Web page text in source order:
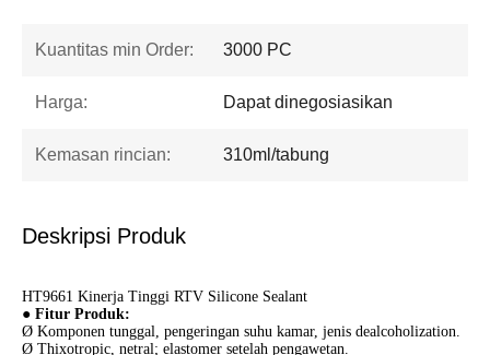
Kuantitas min Order: 3000 PC
Harga: Dapat dinegosiasikan
Kemasan rincian: 310ml/tabung
Deskripsi Produk
HT9661 Kinerja Tinggi RTV Silicone Sealant
● Fitur Produk:
Ø Komponen tunggal, pengeringan suhu kamar, jenis dealcoholization.
Ø Thixotropic, netral; elastomer setelah pengawetan.